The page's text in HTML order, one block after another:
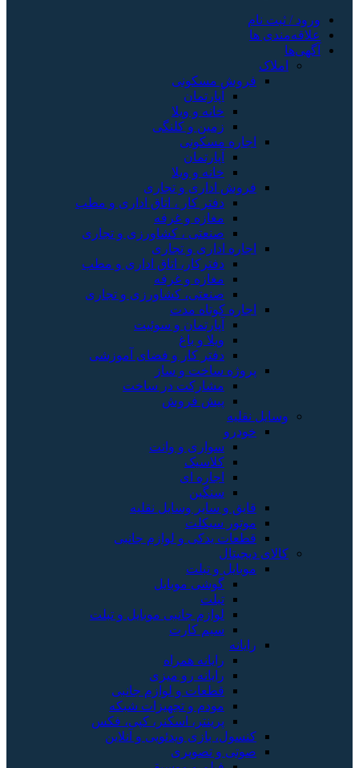
ورود / ثبت نام
علاقه‌مندی ها
آگهی‌ها
املاک
فروش مسکونی
آپارتمان
خانه و ویلا
زمین و کلنگی
اجاره مسکونی
آپارتمان
خانه و ویلا
فروش اداری و تجاری
دفتر کار ، اتاق اداری و مطب
مغازه و غرفه
صنعتی ، کشاورزی و تجاری
اجاره اداری و تجاری
دفترکار، اتاق اداری و مطب
مغازه و غرفه
صنعتی، کشاورزی و تجاری
اجاره کوتاه مدت
آپارتمان و سوئیت
ویلا و باغ
دفتر کار و فضای آموزشی
پروژه ساخت و ساز
مشارکت در ساخت
پیش فروش
وسایل نقلیه
خودرو
سواری و وانت
کلاسیک
اجاره ای
سنگین
قایق و سایر وسایل نقلیه
موتور سیکلت
قطعات یدکی و لوازم جانبی
کالای دیجیتال
موبایل و تبلت
گوشی موبایل
تبلت
لوازم جانبی موبایل و تبلت
سیم کارت
رایانه
رایانه همراه
رایانه رو میزی
قطعات و لوازم جانبی
مودم و تجهیزات شبکه
پرینتر، اسکنر، کپی، فکس
کنسول، بازی‌ ویدئویی و آنلاین
صوتی و تصویری